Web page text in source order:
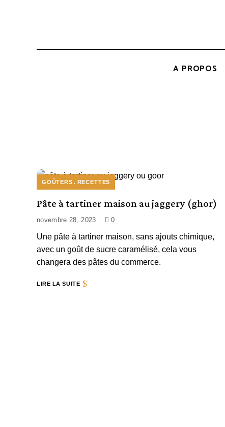
A PROPOS
GOÛTERS RECETTES
Pâte à tartiner maison au jaggery (ghor)
novembre 28, 2023 0
Une pâte à tartiner maison, sans ajouts chimique,
avec un goût de sucre caramélisé, cela vous
changera des pâtes du commerce.
LIRE LA SUITE